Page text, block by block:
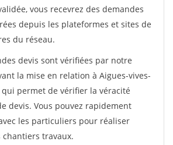
vous recevrez des demandes
depuis les plateformes et sites de
du réseau.
devis sont vérifiées par notre
la mise en relation à Aigues-vives-
qui permet de vérifier la véracité
devis. Vous pouvez rapidement
les particuliers pour réaliser
travaux.